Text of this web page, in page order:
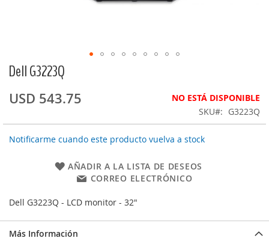
Dell G3223Q
USD 543.75
NO ESTÁ DISPONIBLE
SKU
G3223Q
Notificarme cuando este producto vuelva a stock
AÑADIR A LA LISTA DE DESEOS
CORREO ELECTRÓNICO
Dell G3223Q - LCD monitor - 32"
Saltar
comienzo
de
de
Más Información